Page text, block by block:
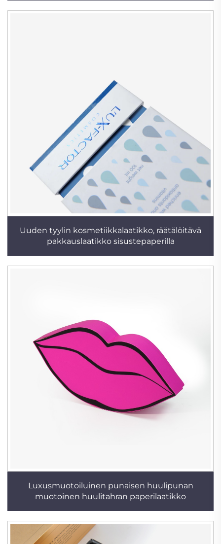
Uuden tyylin kosmetiikkalaatikko, räätälöitävä
pakkauslaatikko sisustepaperilla
Luxusmuotoiluinen punaisen huulipunan
muotoinen huulitahran paperilaatikko